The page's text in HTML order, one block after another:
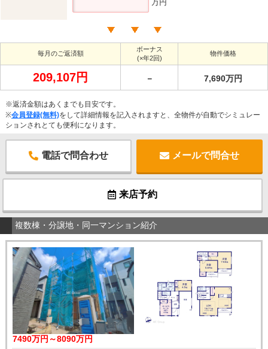
万円
毎月のご返済額
ボーナス
(×年2回)
物件価格
209,107円 － 7,690万円
※返済金額はあくまでも目安です。
※会員登録(無料)をして詳細情報を記入されますと、全物件が自動でシミュレー
ションされとても便利になります。
電話で問合わせ メールで問合せ
来店予約
複数棟・分譲地・同一マンション紹介
7490万円～8090万円